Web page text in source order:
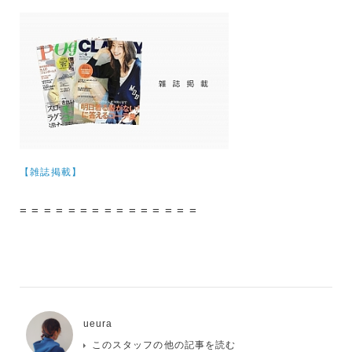
【雑誌掲載】
= = = = = = = = = = = = = = =
ueura
このスタッフの他の記事を読む